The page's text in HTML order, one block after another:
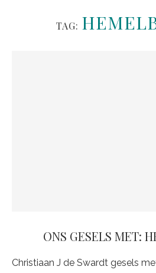
TAG:
ONS GESELS MET:
Christiaan J de Swardt gesels